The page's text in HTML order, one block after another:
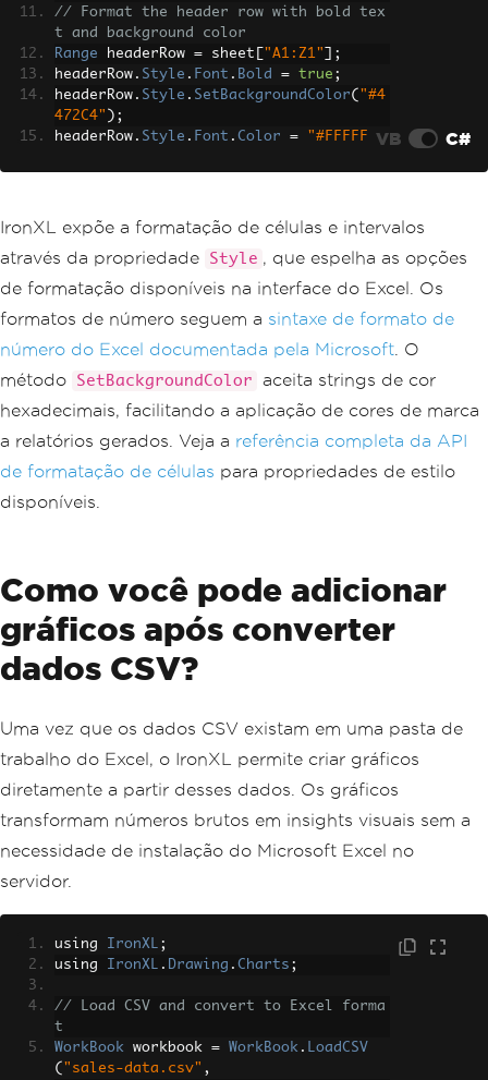
// Format the header row with bold tex
t and background color
Range headerRow = sheet "A1:Z1"
];
headerRow . Style . Font . Bold = true ;
headerRow . Style . SetBackgroundColor( "#4
472C4" );
headerRow . Style . Font . Color =
"#FFFFF
column
Range
priceColumn
priceColumn.Style .NumberFormat =
"$#,#
#0.00";
// Auto-fit column widths for readabil
ity
sheet .AutoSizeColumn(1);
sheet.AutoSizeColumn (2);
workbook .SaveAs("formatted-report.xls
x");
VB C#
IronXL expõe a formatação de células e intervalos
através da propriedade
Style , que espelha as opções
de formatação disponíveis na interface do Excel. Os
formatos de número seguem a sintaxe de formato de
número do Excel documentada pela Microsoft . O
método
SetBackgroundColor
aceita strings de cor
hexadecimais, facilitando a aplicação de cores de marca
a relatórios gerados. Veja a referência completa da API
de formatação de células para propriedades de estilo
disponíveis.
Como você pode adicionar
gráficos após converter
dados CSV?
Uma vez que os dados CSV existam em uma pasta de
trabalho do Excel, o IronXL permite criar gráficos
diretamente a partir desses dados. Os gráficos
transformam números brutos em insights visuais sem a
necessidade de instalação do Microsoft Excel no
servidor.
using IronXL ;
using IronXL . Drawing . Charts ;
// Load CSV and convert to Excel forma
t
WorkBook workbook = WorkBook . LoadCSV
( "sales-data.csv" ,